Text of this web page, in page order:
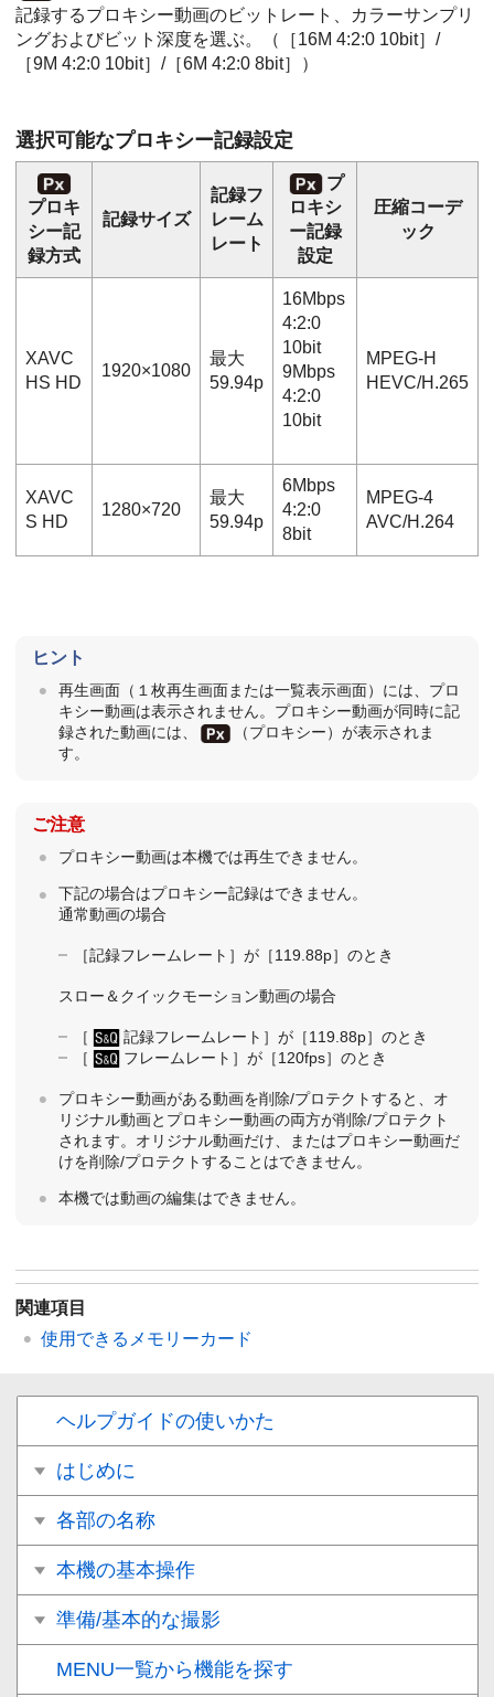
記録するプロキシー動画のビットレート、カラーサンプリ
ングおよびビット深度を選ぶ。（
［16M 4:2:0 10bit］ /
［9M 4:2:0 10bit］ /［6M 4:2:0 8bit］ ）
選択可能なプロキシー記録設定
プロキ
シー記
録方式
記録サイズ
記録フ
レーム
レート
プ
ロキシ
ー記録
設定
圧縮コーデ
ック
XAVC
HS HD
1920×1080
最大
59.94p
16Mbps
4:2:0
10bit
9Mbps
4:2:0
10bit
MPEG-H
HEVC/H.265
XAVC
S HD
1280×720
最大
59.94p
6Mbps
4:2:0
8bit
MPEG-4
AVC/H.264
ヒント
再生画面（１枚再生画面または一覧表示画面）には、プロ
キシー動画は表示されません。プロキシー動画が同時に記
録された動画には、
（プロキシー）が表示されま
す。
ご注意
プロキシー動画は本機では再生できません。
下記の場合はプロキシー記録はできません。
通常動画の場合
［記録フレームレート］ が［119.88p］ のとき
スロー＆クイックモーション動画の場合
［ 記録フレームレート］が ［119.88p］のとき
［
フレームレート］が ［120fps］のとき
プロキシー動画がある動画を削除/プロテクトすると、オ
リジナル動画とプロキシー動画の両方が削除/プロテクト
されます。オリジナル動画だけ、またはプロキシー動画だ
けを削除/プロテクトすることはできません。
本機では動画の編集はできません。
関連項目
使用できるメモリーカード
ヘルプガイドの使いかた
はじめに
各部の名称
本機の基本操作
準備/基本的な撮影
MENU一覧から機能を探す